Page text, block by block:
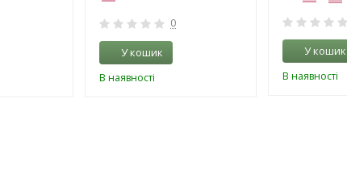
0
У кошик
В наявності
У кошик
В наявності